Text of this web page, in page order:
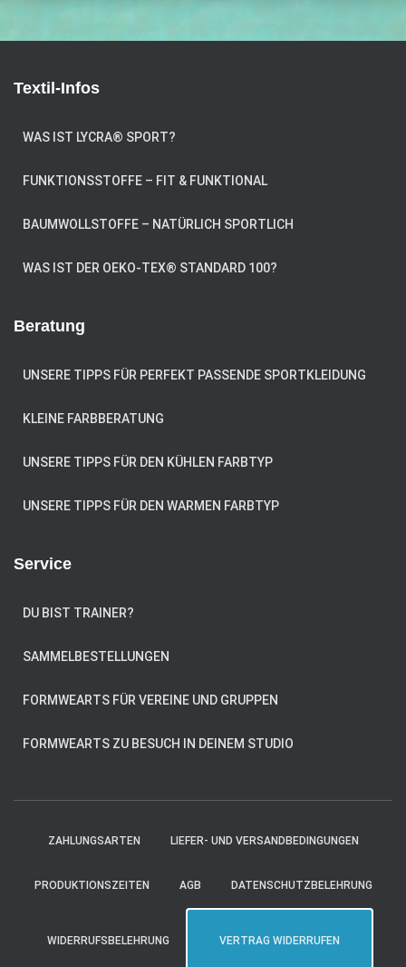
Textil-Infos
WAS IST LYCRA® SPORT?
FUNKTIONSSTOFFE – FIT & FUNKTIONAL
BAUMWOLLSTOFFE – NATÜRLICH SPORTLICH
WAS IST DER OEKO-TEX® STANDARD 100?
Beratung
UNSERE TIPPS FÜR PERFEKT PASSENDE SPORTKLEIDUNG
KLEINE FARBBERATUNG
UNSERE TIPPS FÜR DEN KÜHLEN FARBTYP
UNSERE TIPPS FÜR DEN WARMEN FARBTYP
Service
DU BIST TRAINER?
SAMMELBESTELLUNGEN
FORMWEARTS FÜR VEREINE UND GRUPPEN
FORMWEARTS ZU BESUCH IN DEINEM STUDIO
ZAHLUNGSARTEN LIEFER- UND VERSANDBEDINGUNGEN
PRODUKTIONSZEITEN AGB DATENSCHUTZBELEHRUNG
WIDERRUFSBELEHRUNG VERTRAG WIDERRUFEN